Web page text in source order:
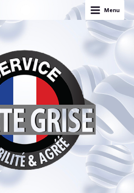
Main
Menu
Menu